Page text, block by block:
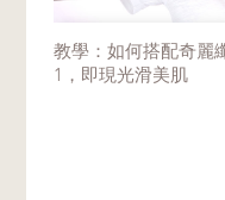
教學：如何搭配奇麗
1，即現光滑美肌